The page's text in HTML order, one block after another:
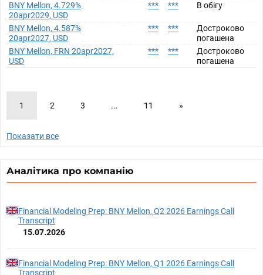
BNY Mellon, 4.729%
20apr2029, USD
*** *** В обігу
BNY Mellon, 4.587%
20apr2027, USD
*** ***
Достроково
погашена
BNY Mellon, FRN 20apr2027,
USD
*** ***
Достроково
погашена
1 2 3 ... 11 »
Показати все
Аналітика про компанію
Financial Modeling Prep: BNY Mellon, Q2 2026 Earnings Call
Transcript
15.07.2026
Financial Modeling Prep: BNY Mellon, Q1 2026 Earnings Call
Transcript